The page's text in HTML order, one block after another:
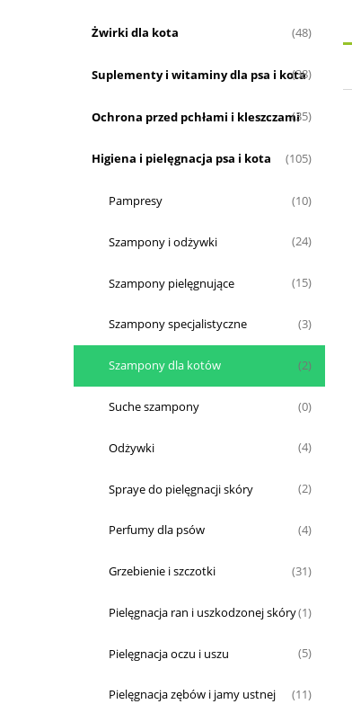
Żwirki dla kota (48)
Suplementy i witaminy dla psa i kota
(38)
Ochrona przed pchłami i kleszczami(35)
Higiena i pielęgnacja psa i kota (105)
Pampresy (10)
Szampony i odżywki (24)
Szampony pielęgnujące (15)
Szampony specjalistyczne (3)
Szampony dla kotów (2)
Suche szampony (0)
Odżywki (4)
Spraye do pielęgnacji skóry (2)
Perfumy dla psów (4)
Grzebienie i szczotki (31)
Pielęgnacja ran i uszkodzonej skóry(1)
Pielęgnacja oczu i uszu (5)
Pielęgnacja zębów i jamy ustnej (11)